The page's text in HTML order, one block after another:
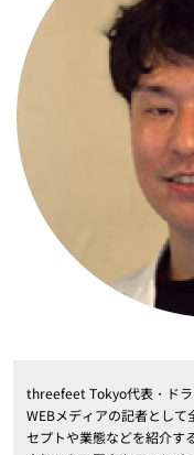
threefeet Tokyo代表・ド
WEBメディアの記者とし
セプトや業態などを紹介す